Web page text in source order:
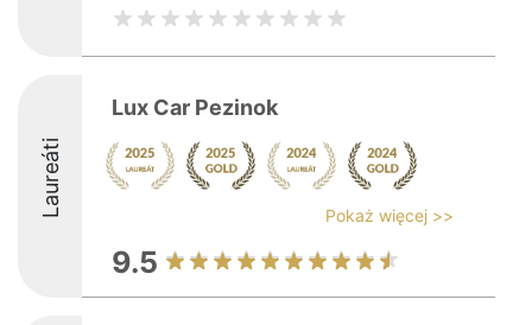
Laureáti
Lux Car Pezinok
Pokaż więcej >>
9.5